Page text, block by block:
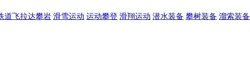
道飞拉达攀岩 滑雪运动 运动攀登 滑翔运动 潜水装备 攀树装备 溜索装备